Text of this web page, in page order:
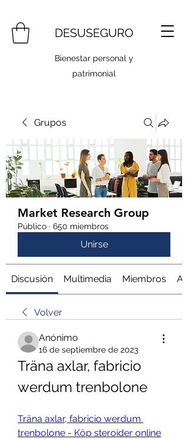
DESUSEGURO
Bienestar personal y
patrimonial
Grupos
Market Research Group
Público · 650 miembros
Unirse
Discusión Multimedia Miembros
Volver
Anónimo
16 de septiembre de 2023
Träna axlar, fabricio
werdum trenbolone
Träna axlar, fabricio werdum
trenbolone - Köp steroider online